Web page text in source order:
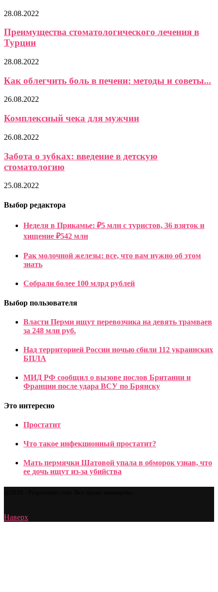
28.08.2022
Преимущества стоматологического лечения в
Турции
28.08.2022
Как облегчить боль в печени: методы и советы...
26.08.2022
Комплексный чека для мужчин
26.08.2022
Забота о зубках: введение в детскую
стоматологию
25.08.2022
Выбор редактора
Неделя в Прикамье: ₽5 млн с туристов, 36 взяток и
хищение ₽542 млн
Рак молочной железы: все, что вам нужно об этом
знать
Собрали более 100 млрд рублей
Выбор пользователя
Власти Перми ищут перевозчика на девять трамваев
за 248 млн руб.
Над территорией России ночью сбили 112 украинских
БПЛА
МИД РФ сообщил о вызове послов Британии и
Франции после удара ВСУ по Брянску
Это интересно
Простатит
Что такое инфекционный простатит?
Мать пермячки Шатовой упала в обморок узнав, что
ее дочь ищут из-за убийства
Наверх